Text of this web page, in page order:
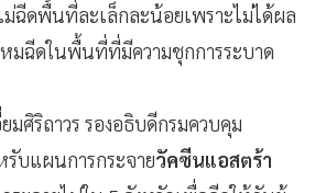
ฉีดพื้นที่ละเล็กละน้อยเพราะไม่ได้ผล
มฉีดในพื้นที่ที่มีความชุกการระบาด
ริถาวร รองอธิบดีกรมควบคุม
รับแผนการกระจายวัคซีนแอสตร้า